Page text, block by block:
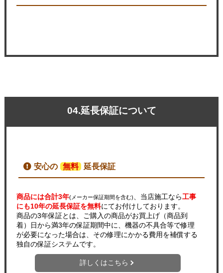
04.延長保証について
安心の 無料 延長保証
商品には合計3年(メーカー保証期間を含む) 、当店施工なら工事
にも10年の延長保証を無料にてお付けしております。
商品の3年保証とは、ご購入の商品がお買上げ（商品到
着）日から満3年の保証期間中に、機器の不具合等で修理
が必要になった場合は、その修理にかかる費用を補償する
独自の保証システムです。
詳しくはこちら